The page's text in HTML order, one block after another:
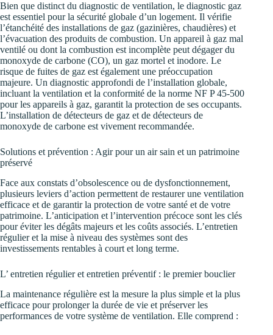
Bien que distinct du diagnostic de ventilation, le diagnostic gaz
est essentiel pour la sécurité globale d’un logement. Il vérifie
l’étanchéité des installations de gaz (gazinières, chaudières) et
l’évacuation des produits de combustion. Un appareil à gaz mal
ventilé ou dont la combustion est incomplète peut dégager du
monoxyde de carbone (CO), un gaz mortel et inodore. Le
risque de fuites de gaz est également une préoccupation
majeure. Un diagnostic approfondi de l’installation globale,
incluant la ventilation et la conformité de la norme NF P 45-500
pour les appareils à gaz, garantit la protection de ses occupants.
L’installation de détecteurs de gaz et de détecteurs de
monoxyde de carbone est vivement recommandée.
Solutions et prévention : Agir pour un air sain et un patrimoine
préservé
Face aux constats d’obsolescence ou de dysfonctionnement,
plusieurs leviers d’action permettent de restaurer une ventilation
efficace et de garantir la protection de votre santé et de votre
patrimoine. L’anticipation et l’intervention précoce sont les clés
pour éviter les dégâts majeurs et les coûts associés. L’entretien
régulier et la mise à niveau des systèmes sont des
investissements rentables à court et long terme.
L’ entretien régulier et entretien préventif : le premier bouclier
La maintenance régulière est la mesure la plus simple et la plus
efficace pour prolonger la durée de vie et préserver les
performances de votre système de ventilation. Elle comprend :